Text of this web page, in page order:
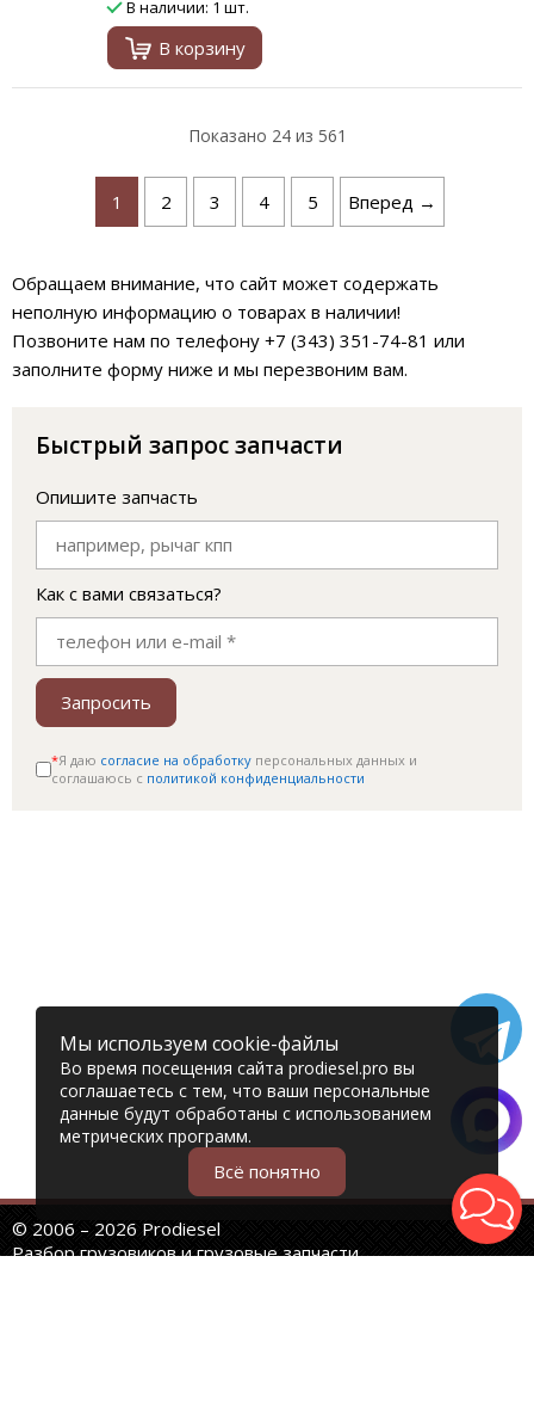
В наличии: 1 шт.
В корзину
Показано 24из 561
1 2 3 4 5 Вперед →
Обращаем внимание, что сайт может содержать
неполную информацию о товарах в наличии!
Позвоните нам по телефону +7 (343) 351-74-81 или
заполните форму ниже и мы перезвоним вам.
Быстрый запрос запчасти
Опишите запчасть
Как с вами связаться?
Запросить
*Я даю согласие на обработку персональных данных и
соглашаюсь c политикой конфиденциальности
© 2006 – 2026 Prodiesel
Разбор грузовиков и грузовые запчасти
Мы используем cookie-файлы
Во время посещения сайта prodiesel.pro вы
соглашаетесь с тем, что ваши персональные
данные будут обработаны с использованием
метрических программ.
Всё понятно